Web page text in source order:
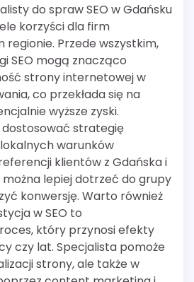
do spraw SEO w Gdańsku
korzyści dla firm
regionie. Przede wszystkim,
SEO mogą znacząco
strony internetowej w
co przekłada się na
wyższe zyski.
strategię
warunków
klientów z Gdańska i
można lepiej dotrzeć do grupy
konwersję. Warto również
w SEO to
który przynosi efekty
czy lat. Specjalista pomoże
strony, ale także w